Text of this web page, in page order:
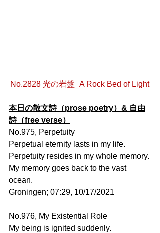
No.2828 光の岩盤_A Rock Bed of Light
本日の散文詩（prose poetry）& 自由
詩（free verse）
No.975, Perpetuity
Perpetual eternity lasts in my life.
Perpetuity resides in my whole memory.
My memory goes back to the vast
ocean.
Groningen; 07:29, 10/17/2021
No.976, My Existential Role
My being is ignited suddenly.